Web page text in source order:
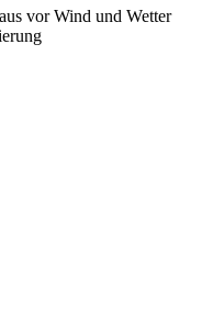
vor Wind und Wetter